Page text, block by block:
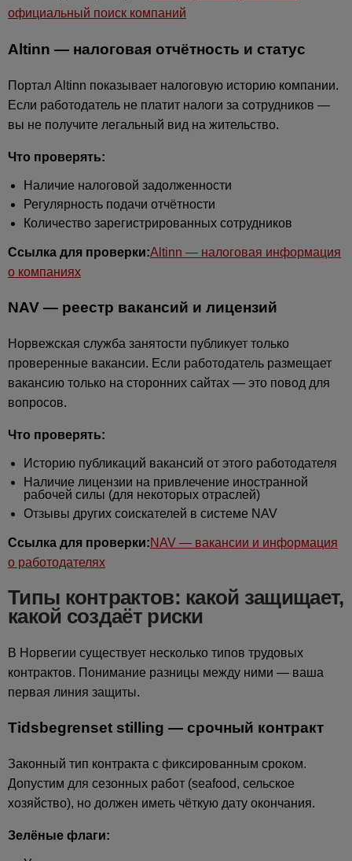
официальный поиск компаний
Altinn — налоговая отчётность и статус
Портал Altinn показывает налоговую историю компании.
Если работодатель не платит налоги за сотрудников —
вы не получите легальный вид на жительство.
Что проверять:
Наличие налоговой задолженности
Регулярность подачи отчётности
Количество зарегистрированных сотрудников
Ссылка для проверки:Altinn — налоговая информация
о компаниях
NAV — реестр вакансий и лицензий
Норвежская служба занятости публикует только
проверенные вакансии. Если работодатель размещает
вакансию только на сторонних сайтах — это повод для
вопросов.
Что проверять:
Историю публикаций вакансий от этого работодателя
Наличие лицензии на привлечение иностранной
рабочей силы (для некоторых отраслей)
Отзывы других соискателей в системе NAV
Ссылка для проверки:NAV — вакансии и информация
о работодателях
Типы контрактов: какой защищает,
какой создаёт риски
В Норвегии существует несколько типов трудовых
контрактов. Понимание разницы между ними — ваша
первая линия защиты.
Tidsbegrenset stilling — срочный контракт
Законный тип контракта с фиксированным сроком.
Допустим для сезонных работ (seafood, сельское
хозяйство), но должен иметь чёткую дату окончания.
Зелёные флаги: